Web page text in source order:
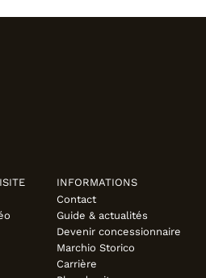
INFORMATIONS
Contact
Guide & actualités
Devenir concessionnaire
Marchio Storico
Carrière